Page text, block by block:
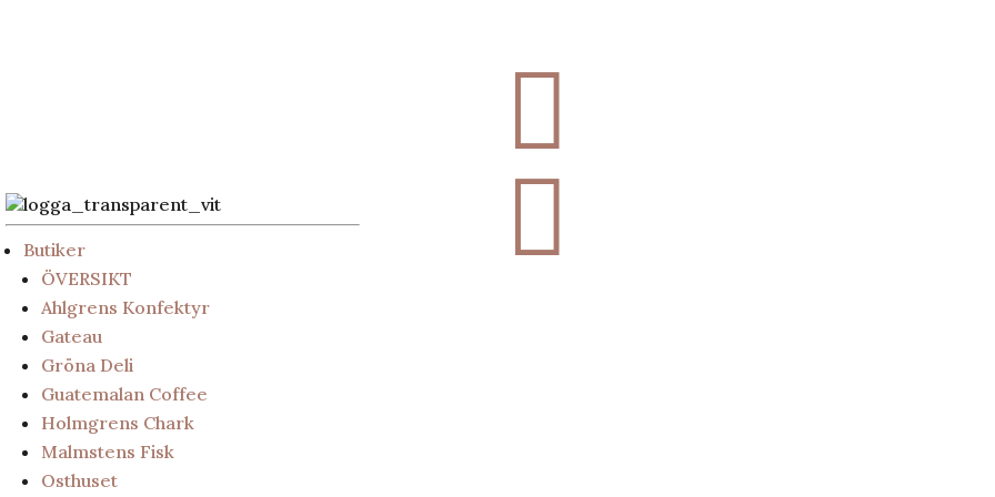
Butiker
ÖVERSIKT
Ahlgrens Konfektyr
Gateau
Gröna Deli
Guatemalan Coffee
Holmgrens Chark
Malmstens Fisk
Osthuset

